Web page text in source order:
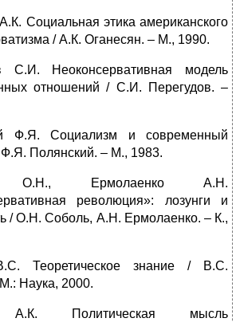
Социальная этика американского
/ А.К. Оганесян. – М., 1990.
С.И. Неоконсервативная модель
отношений / С.И. Перегудов. –
Ф.Я. Социализм и современный
Ф.Я. Полянский. – М., 1983.
О.Н., Ермолаенко А.Н.
революция»: лозунги и
/ О.Н. Соболь, А.Н. Ермолаенко. – К.,
Теоретическое знание / B.C.
Наука, 2000.
А.К. Политическая мысль